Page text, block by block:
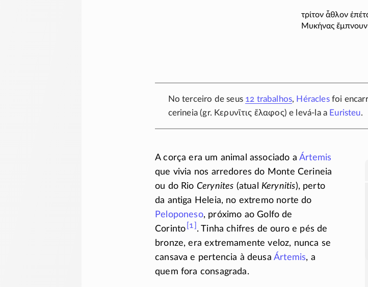
τρίτον ἆθλον
Μυκήνας ἔμπνουν
No terceiro de seus 12 trabalhos, Héraclesfoi
cerineia (gr. Κερυνῖτις ἔλαφος) e levá-laa Euristeu.
A corça era um animal associado aÁrtemis
que vivia nos arredores do Monte Cerineia
ou do Rio Cerynites (atual Kerynitis), perto
da antiga Heleia, no extremo norte do
Peloponeso, próximo ao Golfo de
Corinto [1] .
Tinha chifres de ouro e pés de
bronze, era extremamente veloz, nunca se
cansava e pertencia à deusaÁrtemis, a
quem fora consagrada.